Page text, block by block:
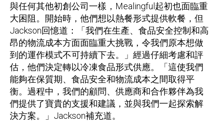
與任何其他初創公司一樣，Mealingful起初也面臨重
大困阻。開始時，他們想以熱餐形式提供軟餐，但
Jackson回憶道：「我們在生產、食品安全控制和高
昂的物流成本方面面臨重大挑戰，令我們原本想做
到的運作模式不可持續下去。」經過仔細考慮和評
估，他們決定轉以冷凍食品形式供應。「這使我們
能夠在保質期、食品安全和物流成本之間取得平
衡。過程中，我們的顧問、供應商和合作夥伴為我
們提供了寶貴的支援和建議，並與我們一起探索解
決方案。」Jackson補充道。